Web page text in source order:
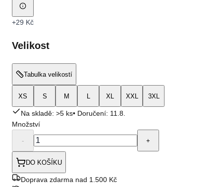
+29 Kč
Velikost
Tabulka velikostí
XS S M L XL XXL 3XL
Na skladě: >5 ks• Doručení: 11.8.
Množství
- +
DO KOŠÍKU
Doprava zdarma nad 1.500 Kč